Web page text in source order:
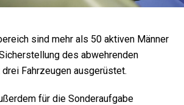
sind mehr als 50 aktiven Männer
des abwehrenden
Fahrzeugen ausgerüstet.
für die Sonderaufgabe